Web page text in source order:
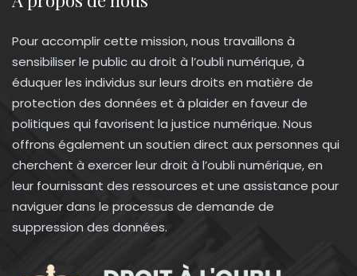
Pour accomplir cette mission, nous travaillons à
sensibiliser le public au droit à l’oubli numérique, à
éduquer les individus sur leurs droits en matière de
protection des données et à plaider en faveur de
politiques qui favorisent la justice numérique. Nous
offrons également un soutien direct aux personnes qui
cherchent à exercer leur droit à l’oubli numérique, en
leur fournissant des ressources et une assistance pour
naviguer dans le processus de demande de
suppression des données.